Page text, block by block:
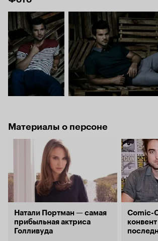
Материалы о персоне
Натали Портман — самая
прибыльная актриса
Голливуда
Comic-